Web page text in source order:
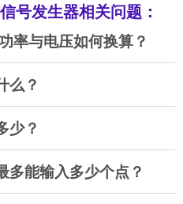
号发生器相关问题：
率与电压如何换算？
么？
少？
多能输入多少个点？